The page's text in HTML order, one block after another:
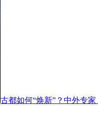
古都如何“焕新”？中外专